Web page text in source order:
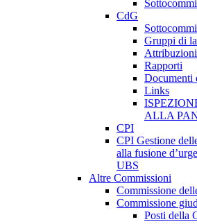
CdG
Gruppi di
Attribuzioni
Rapporti
Documenti
Links
ALLA
CPI
CPI Gestione
alla fusione
UBS
Altre Commissioni
Commissione
Commissione
Posti della